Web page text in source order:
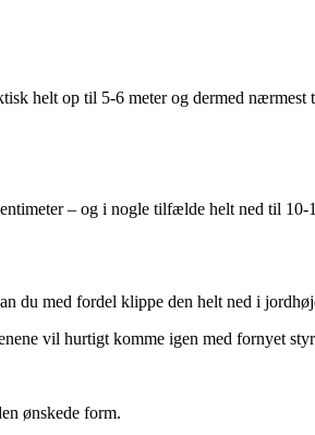
helt op til 5-6 meter og dermed
– og i nogle tilfælde helt ned til 10-
du med fordel klippe den helt ned i
vil hurtigt komme igen med fornyet
ønskede form.